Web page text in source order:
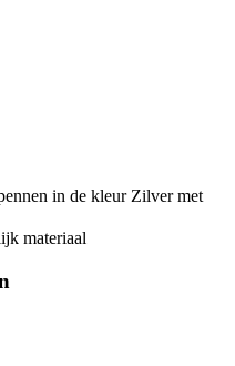
materiaal